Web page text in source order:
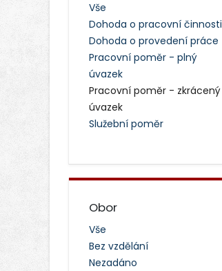
Vše
Dohoda o pracovní činnosti
Dohoda o provedení práce
Pracovní poměr - plný
úvazek
Pracovní poměr - zkrácený
úvazek
Služební poměr
Obor
Vše
Bez vzdělání
Nezadáno